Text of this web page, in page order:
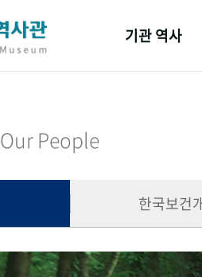
기관 역사
Our People
한국보건